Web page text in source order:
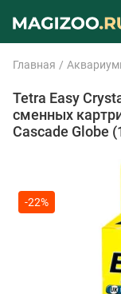
Главная
Tetra Easy
сменных
Cascade Globe
-22%